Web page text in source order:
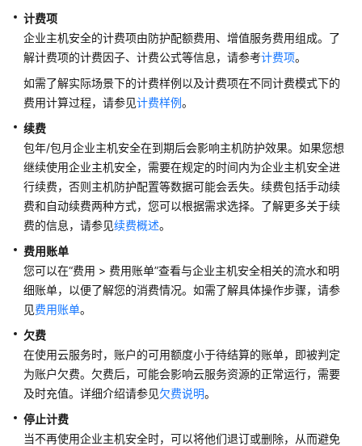
计
费
概
计
费
模
式
费
项
计
费
样
变
更
计
费
模
计费项
企业主机安全的计费项由防护配额费用、增值服务费用组成。了
解计费项的计费因子、计费公式等信息，请参考计费项。
如需了解实际场景下的计费样例以及计费项在不同计费模式下的
费用计算过程，请参见计费样例。
续费
包年/包月企业主机安全在到期后会影响主机防护效果。如果您想
继续使用企业主机安全，需要在规定的时间内为企业主机安全进
行续费，否则主机防护配置等数据可能会丢失。续费包括手动续
费和自动续费两种方式，您可以根据需求选择。了解更多关于续
费的信息，请参见续费概述。
费用账单
您可以在“费用 > 费用账单”查看与企业主机安全相关的流水和明
细账单，以便了解您的消费情况。如需了解具体操作步骤，请参
见费用账单。
欠费
在使用云服务时，账户的可用额度小于待结算的账单，即被判定
为账户欠费。欠费后，可能会影响云服务资源的正常运行，需要
及时充值。详细介绍请参见欠费说明。
停止计费
当不再使用企业主机安全时，可以将他们退订或删除，从而避免